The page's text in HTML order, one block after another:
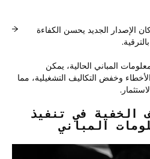
الإصدار الجديد يحسن الكفاءة
المباني الحالية، يمكن
وخفض التكاليف التشغيلية، مما
الخفية في تنفيذ
المباني